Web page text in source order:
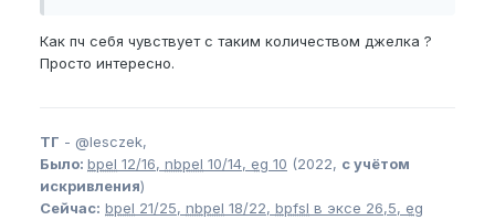
Как пч себя чувствует с таким количеством джелка ?
Просто интересно.
ТГ - @lesczek,
Было: bpel 12/16, nbpel 10/14, eg 10 (2022, с учётом
искривления)
Сейчас: bpel 21/25, nbpel 18/22, bpfsl в эксе 26,5, eg